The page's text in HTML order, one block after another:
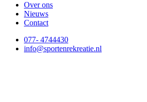
Over ons
Nieuws
Contact
077- 4744430
info@sportenrekreatie.nl